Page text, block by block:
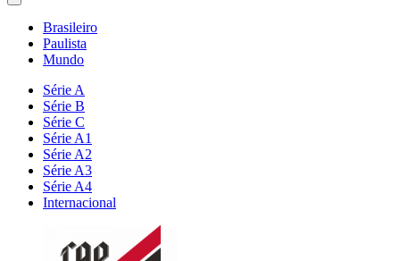
Brasileiro
Paulista
Mundo
Série A
Série B
Série C
Série A1
Série A2
Série A3
Série A4
Internacional